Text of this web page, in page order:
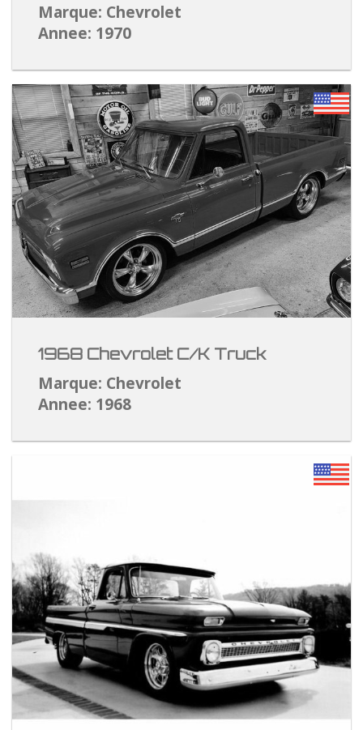
Marque: Chevrolet
Annee: 1970
1968 Chevrolet C/K Truck
Marque: Chevrolet
Annee: 1968